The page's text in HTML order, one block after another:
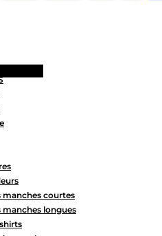
manches courtes
manches longues